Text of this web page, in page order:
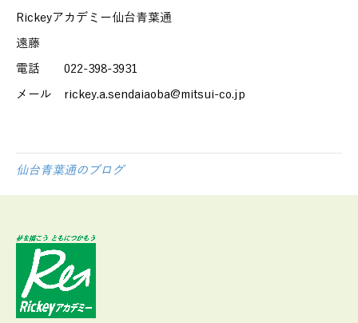
Rickeyアカデミー仙台青葉通
遠藤
電話 022-398-3931
メール rickey.a.sendaiaoba@mitsui-co.jp
仙台青葉通のブログ